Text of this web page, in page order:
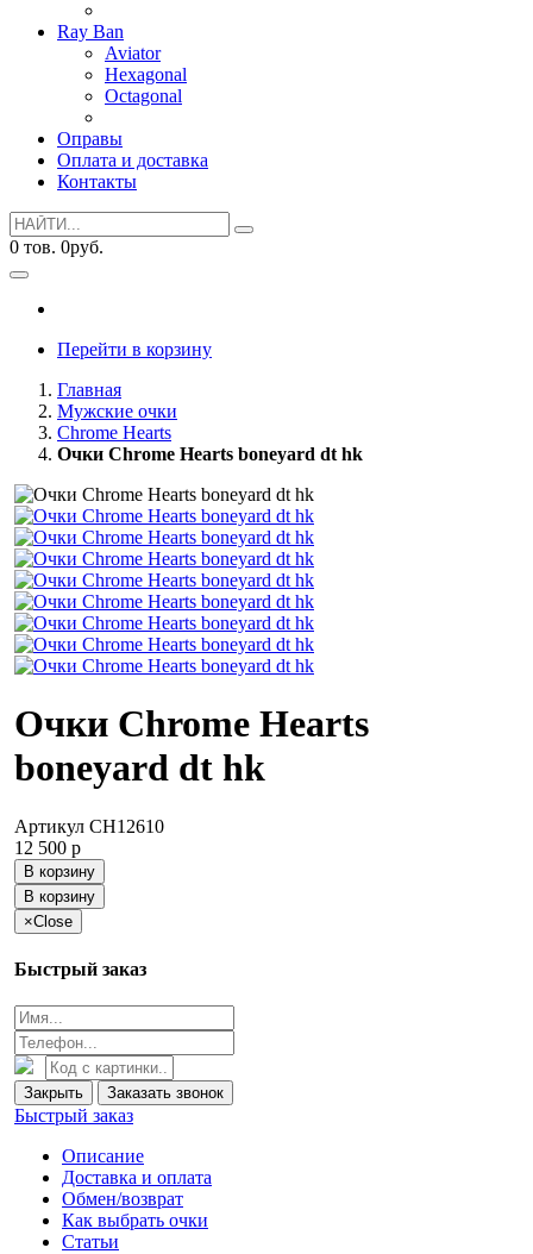
Ray Ban
Aviator
Hexagonal
Octagonal
Оправы
Оплата и доставка
Контакты
0 тов. 0руб.
Перейти в корзину
Главная
Мужские очки
Chrome Hearts
Очки Chrome Hearts boneyard dt hk
Очки Chrome Hearts
boneyard dt hk
Артикул CH12610
12 500 p
В корзину
В корзину
×Close
Быстрый заказ
Закрыть Заказать звонок
Быстрый заказ
Описание
Доставка и оплата
Обмен/возврат
Как выбрать очки
Статьи